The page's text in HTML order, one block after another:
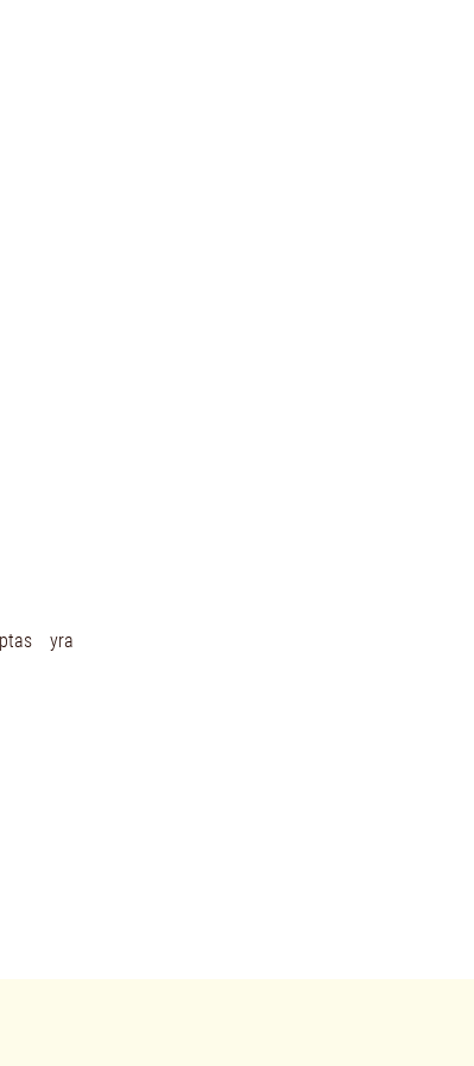
yra